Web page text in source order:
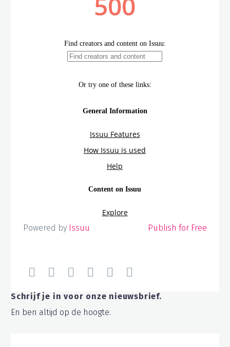
Powered by Issuu Publish for Free
Schrijf je in voor onze nieuwsbrief.
En ben altijd op de hoogte.